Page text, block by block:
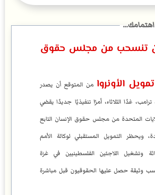
تنسحب من مجلس حقوق
الأونروا من المتوقع أن يصدر
ترامب، غدًا الثلاثاء، أمرًا تنفيذيًا جديدًا يقضي
المتحدة من مجلس حقوق الإنسان التابع
ويحظر التمويل المستقبلي لوكالة الأمم
وتشغيل اللاجئين الفلسطينيين في غزة
وثيقة حصل عليها الحقوقيون قبل مباشرة